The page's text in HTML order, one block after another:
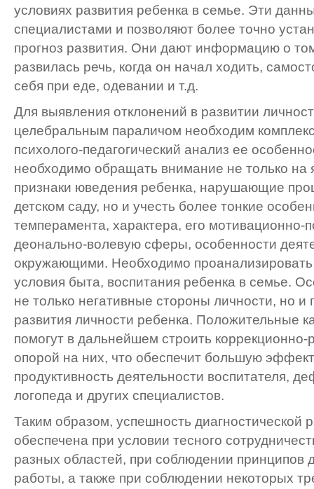
условиях развития ребенка в семье. Эти
специалистами и позволяют более точно
прогноз развития. Они дают информацию о
развилась речь, когда он начал ходить,
себя при еде, одевании и т.д.
Для выявления отклонений в развитии
целебральным параличом необходим
психолого-педагогический анализ ее
необходимо обращать внимание не только
признаки юведения ребенка, нарушающие
детском саду, но и учесть более тонкие
темперамента, характера, его мотивационно-
деонально-волевую сферы, особенности
окружающими. Необходимо
условия быта, воспитания ребенка в семье.
не только негативные стороны личности, но и
развития личности ребенка. Положительные
помогут в дальнейшем строить
опорой на них, что обеспечит большую
продуктивность деятельности воспитателя,
логопеда и других специалистов.
Таким образом, успешность диагностической
обеспечена при условии тесного
разных областей, при соблюдении принципов
работы, а также при соблюдении некоторых